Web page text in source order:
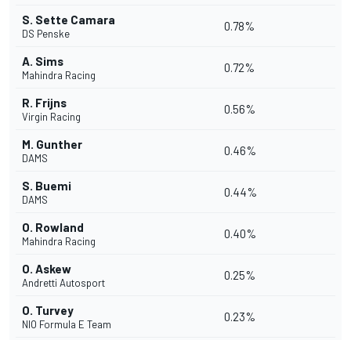
S. Sette Camara
DS Penske
0.78%
A. Sims
Mahindra Racing
0.72%
R. Frijns
Virgin Racing
0.56%
M. Gunther
DAMS
0.46%
S. Buemi
DAMS
0.44%
O. Rowland
Mahindra Racing
0.40%
O. Askew
Andretti Autosport
0.25%
O. Turvey
NIO Formula E Team
0.23%